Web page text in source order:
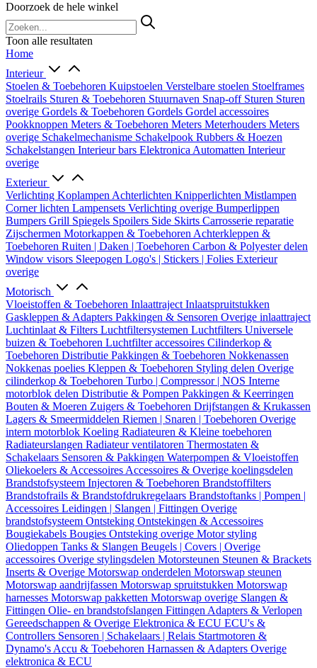
Doorzoek de hele winkel
Toon alle resultaten
Home
Interieur
Stoelen & Toebehoren Kuipstoelen Verstelbare stoelen Stoelframes
Stoelrails Sturen & Toebehoren Stuurnaven Snap-off Sturen Sturen
overige Gordels & Toebehoren Gordels Gordel accessoires
Pookknoppen Meters & Toebehoren Meters Meterhouders Meters
overige Schakelmechanisme Schakelpook Rubbers & Hoezen
Schakelstangen Interieur bars Elektronica Automatten Interieur
overige
Exterieur
Verlichting Koplampen Achterlichten Knipperlichten Mistlampen
Corner lichten Lampensets Verlichting overige Bumperlippen
Bumpers Grill Spiegels Spoilers Side Skirts Carrosserie reparatie
Zijschermen Motorkappen & Toebehoren Achterkleppen &
Toebehoren Ruiten | Daken | Toebehoren Carbon & Polyester delen
Window visors Sleepogen Logo's | Stickers | Folies Exterieur
overige
Motorisch
Vloeistoffen & Toebehoren Inlaattraject Inlaatspruitstukken
Gaskleppen & Adapters Pakkingen & Sensoren Overige inlaattraject
Luchtinlaat & Filters Luchtfiltersystemen Luchtfilters Universele
buizen & Toebehoren Luchtfilter accessoires Cilinderkop &
Toebehoren Distributie Pakkingen & Toebehoren Nokkenassen
Nokkenas poelies Kleppen & Toebehoren Styling delen Overige
cilinderkop & Toebehoren Turbo | Compressor | NOS Interne
motorblok delen Distributie & Pompen Pakkingen & Keerringen
Bouten & Moeren Zuigers & Toebehoren Drijfstangen & Krukassen
Lagers & Smeermiddelen Riemen | Snaren | Toebehoren Overige
intern motorblok Koeling Radiateuren & Kleine toebehoren
Radiateurslangen Radiateur ventilatoren Thermostaten &
Schakelaars Sensoren & Pakkingen Waterpompen & Vloeistoffen
Oliekoelers & Accessoires Accessoires & Overige koelingsdelen
Brandstofsysteem Injectoren & Toebehoren Brandstoffilters
Brandstofrails & Brandstofdrukregelaars Brandstoftanks | Pompen |
Accessoires Leidingen | Slangen | Fittingen Overige
brandstofsysteem Ontsteking Ontstekingen & Accessoires
Bougiekabels Bougies Ontsteking overige Motor styling
Oliedoppen Tanks & Slangen Beugels | Covers | Overige
accessoires Overige stylingsdelen Motorsteunen Steunen & Brackets
Inserts & Overige Motorswap onderdelen Motorswap steunen
Motorswap aandrijfassen Motorswap spruitstukken Motorswap
harnesses Motorswap pakketten Motorswap overige Slangen &
Fittingen Olie- en brandstofslangen Fittingen Adapters & Verlopen
Gereedschappen & Overige Elektronica & ECU ECU's &
Controllers Sensoren | Schakelaars | Relais Startmotoren &
Dynamo's Accu & Toebehoren Harnassen & Adapters Overige
elektronica & ECU